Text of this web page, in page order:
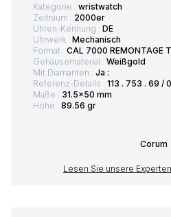
Kategorie : wristwatch
Zeitraum : 2000er
Uhren-Kennung : DE
Uhrwerk : Mechanisch
Format : CAL 7000 REMONTAGE T
Gehäusematerial : Weißgold
Mit Diamanten : Ja :
Referenz-Details : 113 . 753 . 69 /
Maße : 31.5x50 mm
Höhe : 89.56 gr
Corum
Lesen Sie unsere